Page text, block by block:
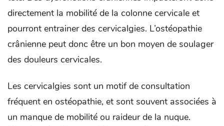
directement la mobilité de la colonne cervicale et
pourront entrainer des cervicalgies. L’ostéopathie
crânienne peut donc être un bon moyen de soulager
des douleurs cervicales.
Les cervicalgies sont un motif de consultation
fréquent en ostéopathie, et sont souvent associées à
un manque de mobilité ou raideur de la nuque.